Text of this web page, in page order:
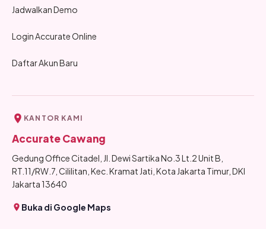
Jadwalkan Demo
Login Accurate Online
Daftar Akun Baru
KANTOR KAMI
Accurate Cawang
Gedung Office Citadel, Jl. Dewi Sartika No.3 Lt.2 Unit B,
RT.11/RW.7, Cililitan, Kec. Kramat Jati, Kota Jakarta Timur, DKI
Jakarta 13640
Buka di Google Maps